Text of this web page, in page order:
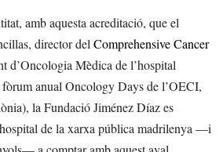
amb aquesta acreditació, que el
director delComprehensive Cancer
d’Oncologia Mèdica de l’hospital
anual Oncology Days de l’OECI,
la Fundació Jiménez Díaz es
de la xarxa pública madrilenya —i